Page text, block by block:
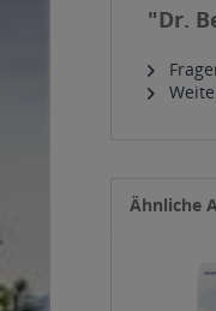
"Dr.
Ähnliche